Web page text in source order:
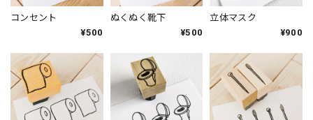
コンセント
¥500
ぬくぬく靴下
¥500
立体マスク
¥900